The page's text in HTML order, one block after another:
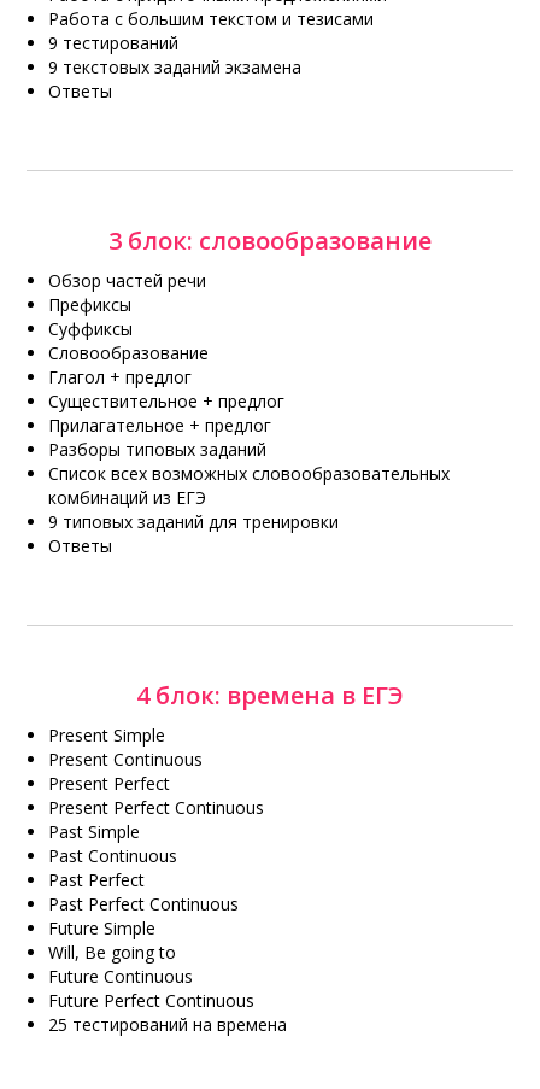
Работа с большим текстом и тезисами
9 тестирований
9 текстовых заданий экзамена
Ответы
3 блок: словообразование
Обзор частей речи
Префиксы
Суффиксы
Словообразование
Глагол + предлог
Существительное + предлог
Прилагательное + предлог
Разборы типовых заданий
Список всех возможных словообразовательных
комбинаций из ЕГЭ
9 типовых заданий для тренировки
Ответы
4 блок: времена в ЕГЭ
Present Simple
Present Continuous
Present Perfect
Present Perfect Continuous
Past Simple
Past Continuous
Past Perfect
Past Perfect Continuous
Future Simple
Will, Be going to
Future Continuous
Future Perfect Continuous
25 тестирований на времена